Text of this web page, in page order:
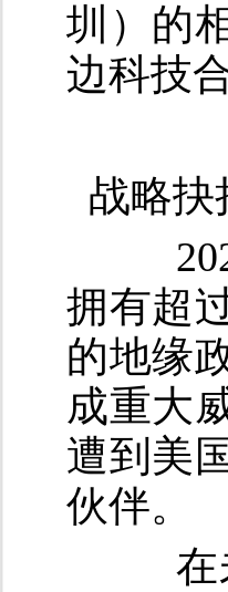
圳）的
边科技
战略抉
2026
拥有超
的地缘
成重大
遭到美
伙伴。
在未